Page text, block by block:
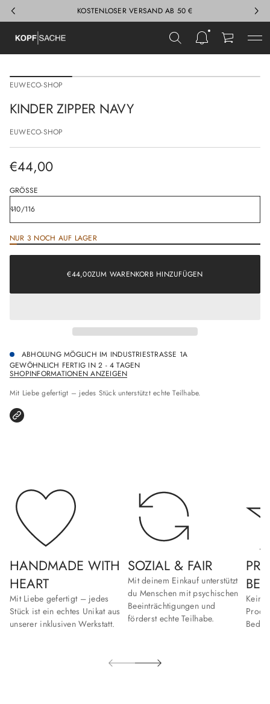
KOSTENLOSER VERSAND AB 50 €
u
r
r
d
t
n
f
o
r
a
t
s
g
e
n
EUWECO-SHOP
KINDER ZIPPER NAVY
EUWECO-SHOP
Regulärer
Preis
€44,00
GRÖSSE
NUR 3 NOCH AUF LAGER
Regulärer
REGULÄRER
€44,00ZUM WARENKORB HINZUFÜGEN
ABHOLUNG MÖGLICH IM INDUSTRIESTRASSE 1A
GEWÖHNLICH FERTIG IN 2 - 4 TAGEN
SHOPINFORMATIONEN ANZEIGEN
Mit Liebe gefertigt – jedes Stück unterstützt echte Teilhabe.
HANDMADE WITH
HEART
Mit Liebe gefertigt – jedes
Stück ist ein echtes Unikat aus
unserer inklusiven Werkstatt.
SOZIAL & FAIR
Mit deinem Einkauf unterstützt
du Menschen mit psychischen
Beeinträchtigungen und
förderst echte Teilhabe.